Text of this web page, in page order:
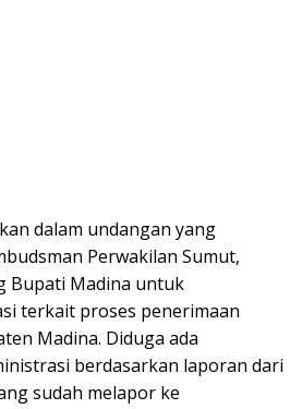
dalam undangan yang
Perwakilan Sumut,
Bupati Madina untuk
terkait proses penerimaan
Madina. Diduga ada
berdasarkan laporan dari
sudah melapor ke